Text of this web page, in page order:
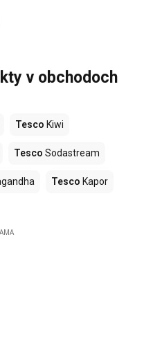
v obchodoch
Tesco Kiwi
Tesco Sodastream
Tesco Kapor